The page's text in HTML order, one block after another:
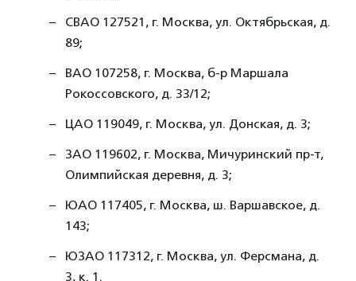
СВАО 127521, г. Москва, ул. Октябрьская, д.
89;
ВАО 107258, г. Москва, б-р Маршала
Рокоссовского, д. 33/12;
ЦАО 119049, г. Москва, ул. Донская, д. 3;
ЗАО 119602, г. Москва, Мичуринский пр-т,
Олимпийская деревня, д. 3;
ЮАО 117405, г. Москва, ш. Варшавское, д.
143;
ЮЗАО 117312, г. Москва, ул. Ферсмана, д.
3, к. 1.